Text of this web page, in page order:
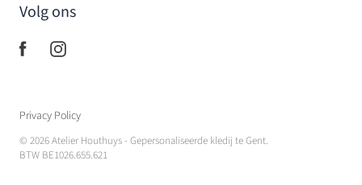
Volg ons
Privacy Policy
© 2026Atelier Houthuys - Gepersonaliseerde kledij te Gent.
BTW BE1026.655.621